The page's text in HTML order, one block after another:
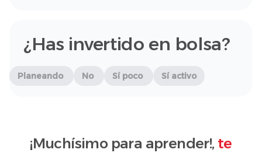
¿Has invertido en bolsa?
Planeando No Sí poco Sí activo
¡Muchísimo para aprender!, te